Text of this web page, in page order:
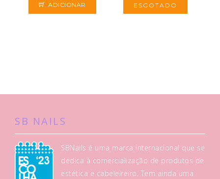
ADICIONAR ESGOTADO
SB NAILS
SBNails é uma marca internacional que se
dedica à comercialização de produtos de
estética e cabeleireiro. Tem ainda uma